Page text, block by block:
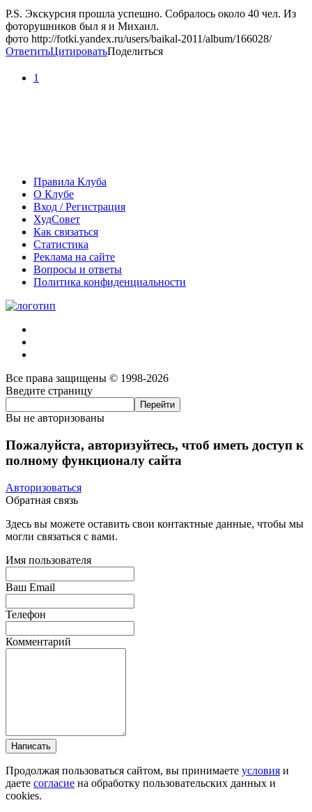
P.S. Экскурсия прошла успешно. Собралось около 40 чел. Из
фоторушников был я и Михаил.
фото http://fotki.yandex.ru/users/baikal-2011/album/166028/
ОтветитьЦитироватьПоделиться
1
Правила Клуба
О Клубе
Вход / Регистрация
ХудСовет
Как связаться
Статистика
Реклама на сайте
Вопросы и ответы
Политика конфиденциальности
Все права защищены © 1998-2026
Введите страницу
Вы не авторизованы
Пожалуйста, авторизуйтесь, чтоб иметь доступ к
полному функционалу сайта
Авторизоваться
Обратная связь
Здесь вы можете оставить свои контактные данные, чтобы мы
могли связаться с вами.
Имя пользователя
Ваш Email
Телефон
Комментарий
Написать
Продолжая пользоваться сайтом, вы принимаете условия и
даете согласие на обработку пользовательских данных и
cookies.